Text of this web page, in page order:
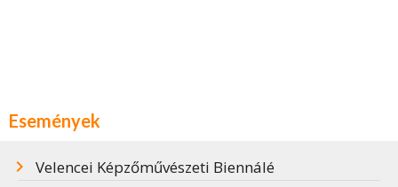
Események
Velencei Képzőművészeti Biennálé